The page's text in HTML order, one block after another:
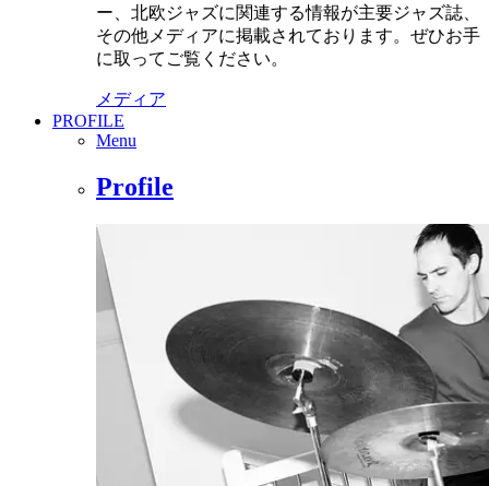
ー、北欧ジャズに関連する情報が主要ジャズ誌、
その他メディアに掲載されております。ぜひお手
に取ってご覧ください。
メディア
PROFILE
Menu
Profile